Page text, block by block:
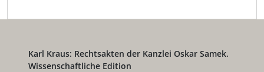
Karl Kraus: Rechtsakten der Kanzlei Oskar Samek.
Wissenschaftliche Edition